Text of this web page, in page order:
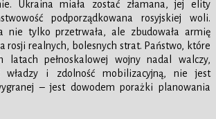
Ukraina miała zostać złamana, jej elity
podporządkowana rosyjskiej woli.
nie tylko przetrwała, ale zbudowała armię
rosji realnych, bolesnych strat. Państwo, które
latach pełnoskalowej wojny nadal walczy,
władzy i zdolność mobilizacyjną, nie jest
– jest dowodem porażki planowania